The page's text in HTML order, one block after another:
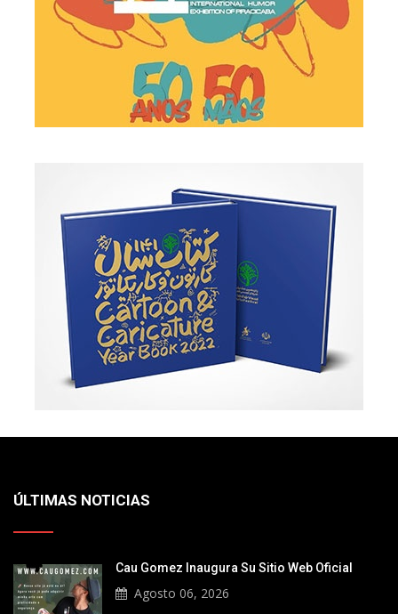
ÚLTIMAS NOTICIAS
Cau Gomez Inaugura Su Sitio Web Oficial
Agosto 06, 2026